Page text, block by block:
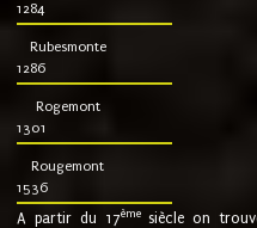
1284
Rubesmonte
1286
Rogemont
1301
Rougemont
1536
A partir du 17ème siècle on